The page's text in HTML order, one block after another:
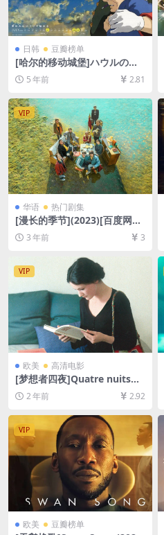
日韩 豆瓣榜单
[哈尔的移动城堡]ハウルの動
く城 (2004)[百度网盘+迅雷云
盘资源1080P超清][MP4/7.7G
5 年前 2.81
VIP
华语 热门剧集
[漫长的季节](2023)[百度网盘
+迅雷云盘+阿里云盘资源1080
P超清未删减][MP4/7GB][中
字]
3 年前 3
VIP
欧美 高清电影
[梦想者四夜]Quatre nuits
d’un rêveur (1971)[百度网盘
+夸克网盘1080P超清未删减
资源][网盘在线播放/下载][MP
4/5.4GB][中文字幕]
2 年前 2.92
VIP
欧美 豆瓣榜单